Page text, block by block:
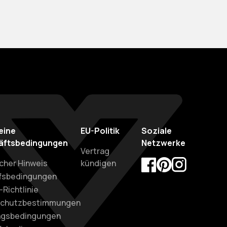
Hinweis
Richtlinie
EU-Politik
Vertrag
kündigen
Soziale
Netzwerke